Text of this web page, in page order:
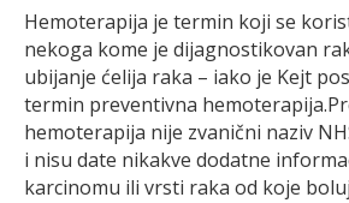
Hemoterapija je termin koji se
nekoga kome je dijagnostikovan
ubijanje ćelija raka – iako je Kejt
termin preventivna
hemoterapija nije zvanični naziv
i nisu date nikakve dodatne
karcinomu ili vrsti raka od koje